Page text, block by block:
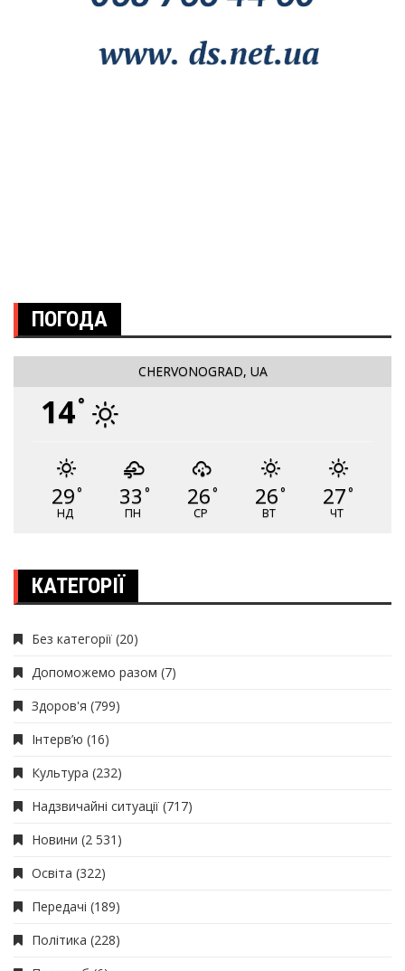
ПОГОДА
CHERVONOGRAD, UA
14°
29°
НД
33 °
ПН
26°
СР
26°
ВТ
27°
ЧТ
КАТЕГОРІЇ
Без категорії (20)
Допоможемо разом (7)
Здоров'я (799)
Інтерв’ю (16)
Культура (232)
Надзвичайні ситуації (717)
Новини (2 531)
Освіта (322)
Передачі (189)
Політика (228)